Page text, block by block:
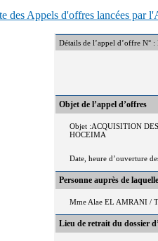
des Appels d'offres lancées par
Détails de l’appel d’offre N°
Objet de l’appel d’offres
Objet :ACQUISITION
HOCEIMA
Date, heure d’ouverture
Personne auprès de
Mme Alae EL AMRANI /
Lieu de retrait du dossier